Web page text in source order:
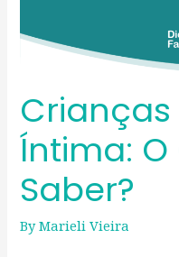
Crianças
Íntima: O
Saber?
ByMarieli Vieira